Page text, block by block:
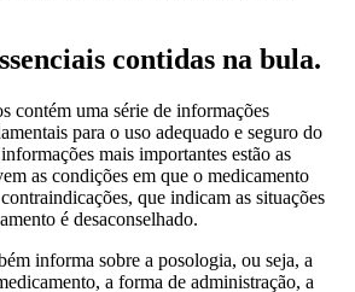
contidas na bula.
contém uma série de informações
para o uso adequado e seguro do
mais importantes estão as
as condições em que o medicamento
que indicam as situações
é desaconselhado.
informa sobre a posologia, ou seja, a
a forma de administração, a